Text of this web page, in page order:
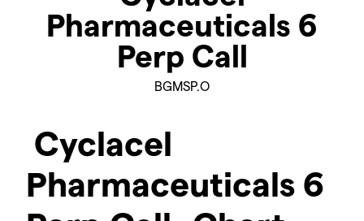
Pharmaceuticals 6
Perp Call
BGMSP.O
Cyclacel
Pharmaceuticals 6